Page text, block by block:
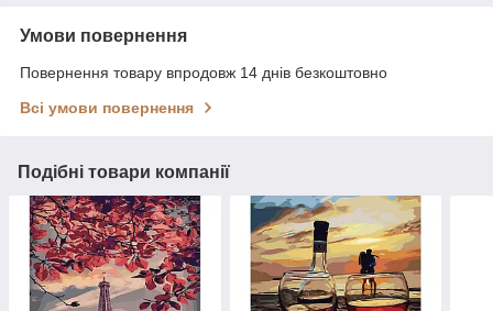
Умови повернення
Повернення товару впродовж 14 днів безкоштовно
Всі умови повернення
Подібні товари компанії